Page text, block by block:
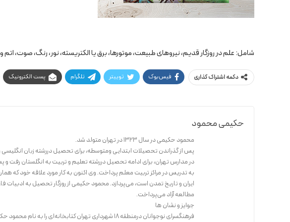
شامل: علم در روزگار قدیم، نیروهای طبیعت، موتورها، برق یا الکتریسته، نور، رنگ، صوت، اتم و
دکمه اشتراک گذاری فیس‌بوک توییتر تلگرام پست الکترونیک
حکیمی محمود
محمود حکیمی در سال ۱۳۲۳ در تهران متولد شد.
پس از گذراندن تحصیلات ابتدایی ومتوسطه، برای تحصیل دررشته زبان
در مدارس تهران، برای ادامه تحصیل دررشته تعلیم و تربیت به انگلستان رفت
به تدریس در مراکز تربیت معلم پرداخت. وی اکنون به کار مورد علاقه خود که
ایران و تاریخ تمدن است، می‌پردازد. محمود حکیمی از روزگار تحصیل به ادبیات
مطالعه آزاد می‌پرداخت.
جوایز و نشان ها